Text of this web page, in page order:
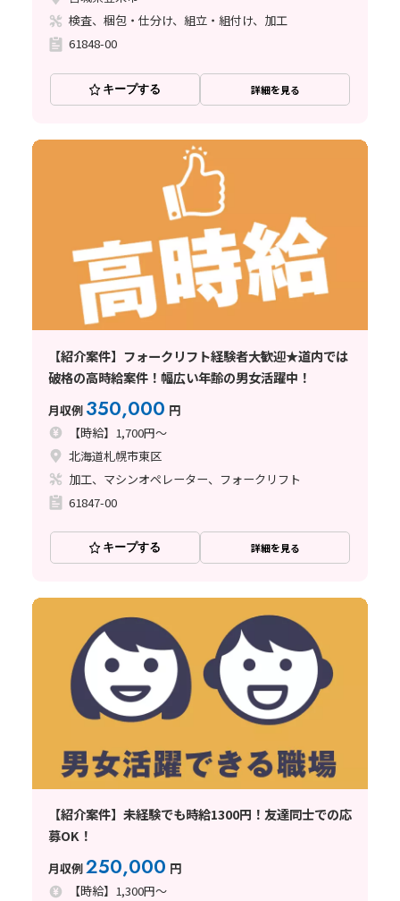
検査、梱包・仕分け、組立・組付け、加工
61848-00
キープする 詳細を見る
【紹介案件】フォークリフト経験者大歓迎★道内では
破格の高時給案件！幅広い年齢の男女活躍中！
月収例 350,000 円
【時給】1,700円～
北海道札幌市東区
加工、マシンオペレーター、フォークリフト
61847-00
キープする 詳細を見る
【紹介案件】未経験でも時給1300円！友達同士での応
募OK！
月収例250,000 円
【時給】1,300円～